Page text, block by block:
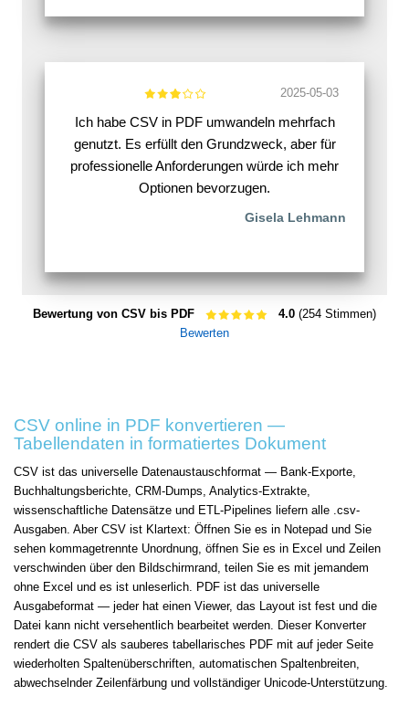
2025-05-03
Ich habe CSV in PDF umwandeln mehrfach
genutzt. Es erfüllt den Grundzweck, aber für
professionelle Anforderungen würde ich mehr
Optionen bevorzugen.
Gisela Lehmann
Bewertung von CSV bis PDF 4.0 (254 Stimmen)
Bewerten
CSV online in PDF konvertieren —
Tabellendaten in formatiertes Dokument
CSV ist das universelle Datenaustauschformat — Bank-Exporte,
Buchhaltungsberichte, CRM-Dumps, Analytics-Extrakte,
wissenschaftliche Datensätze und ETL-Pipelines liefern alle .csv-
Ausgaben. Aber CSV ist Klartext: Öffnen Sie es in Notepad und Sie
sehen kommagetrennte Unordnung, öffnen Sie es in Excel und Zeilen
verschwinden über den Bildschirmrand, teilen Sie es mit jemandem
ohne Excel und es ist unleserlich. PDF ist das universelle
Ausgabeformat — jeder hat einen Viewer, das Layout ist fest und die
Datei kann nicht versehentlich bearbeitet werden. Dieser Konverter
rendert die CSV als sauberes tabellarisches PDF mit auf jeder Seite
wiederholten Spaltenüberschriften, automatischen Spaltenbreiten,
abwechselnder Zeilenfärbung und vollständiger Unicode-Unterstützung.